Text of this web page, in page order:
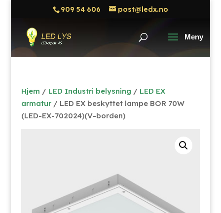
909 54 606 post@ledx.no
Hjem / LED Industri belysning / LED EX
armatur/ LED EX beskyttet lampe BOR 70W
(LED-EX-702024)(V-borden)